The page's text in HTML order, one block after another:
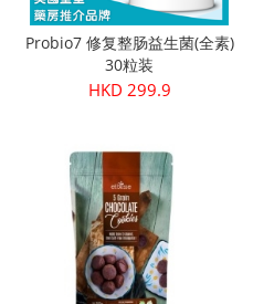
Probio7 修复整肠益生菌(全素)
30粒装
HKD 299.9